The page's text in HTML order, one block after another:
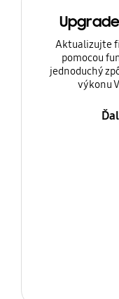
Aktualizujte
pomocou
jednoduchý
výkonu